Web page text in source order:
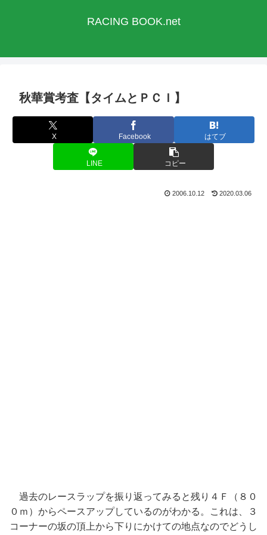
RACING BOOK.net
秋華賞考査【タイムとＰＣＩ】
X Facebook はてブ
LINE コピー
2006.10.12 2020.03.06
過去のレースラップを振り返ってみると残り４Ｆ（８０
０ｍ）からペースアップしているのがわかる。これは、３
コーナーの坂の頂上から下りにかけての地点なのでどうし